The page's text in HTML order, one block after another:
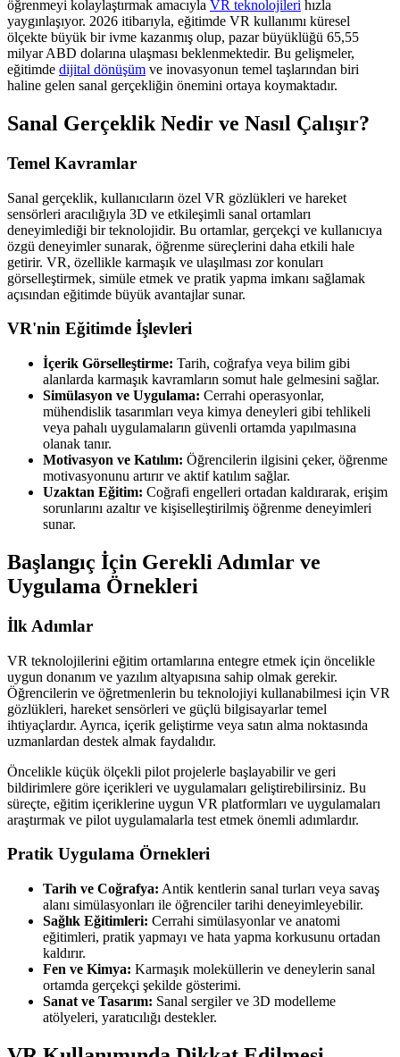
öğrenmeyi kolaylaştırmak amacıyla VR teknolojileri hızla
yaygınlaşıyor. 2026 itibarıyla, eğitimde VR kullanımı küresel
ölçekte büyük bir ivme kazanmış olup, pazar büyüklüğü 65,55
milyar ABD dolarına ulaşması beklenmektedir. Bu gelişmeler,
eğitimde dijital dönüşüm ve inovasyonun temel taşlarından biri
haline gelen sanal gerçekliğin önemini ortaya koymaktadır.
Sanal Gerçeklik Nedir ve Nasıl Çalışır?
Temel Kavramlar
Sanal gerçeklik, kullanıcıların özel VR gözlükleri ve hareket
sensörleri aracılığıyla 3D ve etkileşimli sanal ortamları
deneyimlediği bir teknolojidir. Bu ortamlar, gerçekçi ve kullanıcıya
özgü deneyimler sunarak, öğrenme süreçlerini daha etkili hale
getirir. VR, özellikle karmaşık ve ulaşılması zor konuları
görselleştirmek, simüle etmek ve pratik yapma imkanı sağlamak
açısından eğitimde büyük avantajlar sunar.
VR'nin Eğitimde İşlevleri
İçerik Görselleştirme: Tarih, coğrafya veya bilim gibi
alanlarda karmaşık kavramların somut hale gelmesini sağlar.
Simülasyon ve Uygulama: Cerrahi operasyonlar,
mühendislik tasarımları veya kimya deneyleri gibi tehlikeli
veya pahalı uygulamaların güvenli ortamda yapılmasına
olanak tanır.
Motivasyon ve Katılım: Öğrencilerin ilgisini çeker, öğrenme
motivasyonunu artırır ve aktif katılım sağlar.
Uzaktan Eğitim: Coğrafi engelleri ortadan kaldırarak, erişim
sorunlarını azaltır ve kişiselleştirilmiş öğrenme deneyimleri
sunar.
Başlangıç İçin Gerekli Adımlar ve
Uygulama Örnekleri
İlk Adımlar
VR teknolojilerini eğitim ortamlarına entegre etmek için öncelikle
uygun donanım ve yazılım altyapısına sahip olmak gerekir.
Öğrencilerin ve öğretmenlerin bu teknolojiyi kullanabilmesi için VR
gözlükleri, hareket sensörleri ve güçlü bilgisayarlar temel
ihtiyaçlardır. Ayrıca, içerik geliştirme veya satın alma noktasında
uzmanlardan destek almak faydalıdır.
Öncelikle küçük ölçekli pilot projelerle başlayabilir ve geri
bildirimlere göre içerikleri ve uygulamaları geliştirebilirsiniz. Bu
süreçte, eğitim içeriklerine uygun VR platformları ve uygulamaları
araştırmak ve pilot uygulamalarla test etmek önemli adımlardır.
Pratik Uygulama Örnekleri
Tarih ve Coğrafya: Antik kentlerin sanal turları veya savaş
alanı simülasyonları ile öğrenciler tarihi deneyimleyebilir.
Sağlık Eğitimleri: Cerrahi simülasyonlar ve anatomi
eğitimleri, pratik yapmayı ve hata yapma korkusunu ortadan
kaldırır.
Fen ve Kimya: Karmaşık moleküllerin ve deneylerin sanal
ortamda gerçekçi şekilde gösterimi.
Sanat ve Tasarım: Sanal sergiler ve 3D modelleme
atölyeleri, yaratıcılığı destekler.